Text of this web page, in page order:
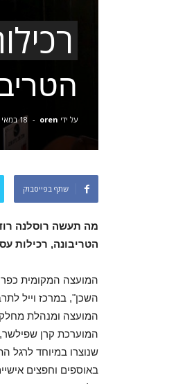
על ידי oren
- 18 במאי 2017
שתף בפייסבוק
מה תעשה רוסלנה
הטריבונה, רכילות
השכן", במרכז וייל
המועצה ומנהלת
המוערכת קרן
שנוצרו במיוחד לרגל
באוספים וחפצים